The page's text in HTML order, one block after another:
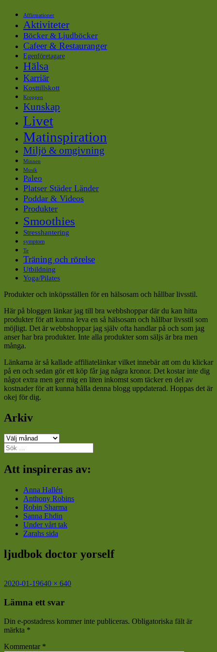
Affirmationer
Aktiviteter
Böcker & Ljudböcker
Cafeer & Restauranger
Egenföretagare
Hälsa
Karriär
Kosttillskott
Kroppen
Kunskap
Livet
Matinspiration
Miljö & omgivning
Minnen
Musik
Paleo
Platser Städer Länder
Poddar & Videos
Produkter
Smoothies
Stresshantering
symptom
Te
Träning och rörelse
Utbildning
Yoga/Pilates
Produkter och inköpsställen för en hälsosam och hållbar livsstil.
Här på bloggen länkar jag till bra webbshoppar där du kan hitta
produkter för att kunna leva en så hälsosam och hållbar livsstil som
möjligt. Det är webbshoppar jag själv ofta handlar på och som jag
anser har bra produkter. Inte alla produkter som säljs är bra men
många.
Länkarna är så kallade affiliatelänkar vilket innebär att om du klickar
på en och sedan gör ett köp får jag några kronor. Det kostar inte dig
något extra men ger mig en liten inkomst som täcker en del av
kostnader för att kunna hålla denna blogg uppdaterad. Hoppas det är
okej för dig.
Arkiv
Arkiv
Sök
efter:
Att inspireras av:
Anna Hallén
Anthony Robins
Robin Sharma
Sanna Ehdin
Under vårt tak
Zarahs sida
ljudbok doctor yorself
Postat
2020-01-19Full
640 × 640
Lämna ett svar
Din e-postadress kommer inte publiceras. Obligatoriska fält är
märkta *
Kommentar *